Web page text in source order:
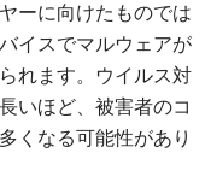
ーに向けたものでは
イスでマルウェアが
れます。ウイルス対
いほど、被害者のコ
くなる可能性があり